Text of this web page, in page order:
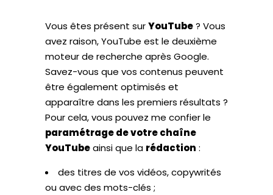
Vous êtes présent surYouTube? Vous
avez raison, YouTube est le deuxième
moteur de recherche après Google.
Savez-vous que vos contenus peuvent
être également optimisés et
apparaître dans les premiers résultats ?
Pour cela, vous pouvez me confier le
paramétrage de votre chaîne
YouTubeainsi que la rédaction :
des titres de vos vidéos, copywrités
ou avec des mots-clés ;